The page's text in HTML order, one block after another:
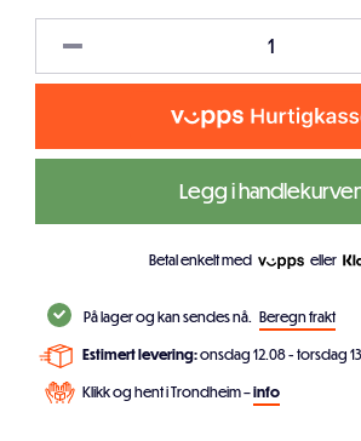
Legg i
Betal enkelt med eller
På lager og kan sendes nå. Beregn frakt
Estimert levering:onsdag 12.08 - torsdag
Klikk og hent i Trondheim –info